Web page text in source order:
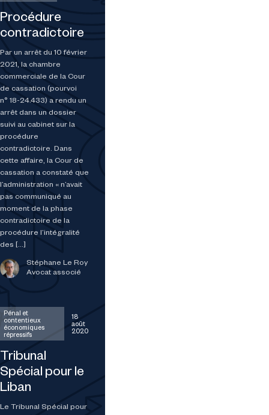
Procédure
contradictoire
Par un arrêt du 10 février
2021, la chambre
commerciale de la Cour
de cassation (pourvoi
n° 18-24.433) a rendu un
arrêt dans un dossier
suivi au cabinet sur la
procédure
contradictoire. Dans
cette affaire, la Cour de
cassation a constaté que
l’administration « n’avait
pas communiqué au
moment de la phase
contradictoire de la
procédure l’intégralité
des […]
Stéphane Le Roy
Avocat associé
Tribunal
Spécial pour le
Liban
Le Tribunal Spécial pour
Pénal et
contentieux
économiques
répressifs
18
août
2020